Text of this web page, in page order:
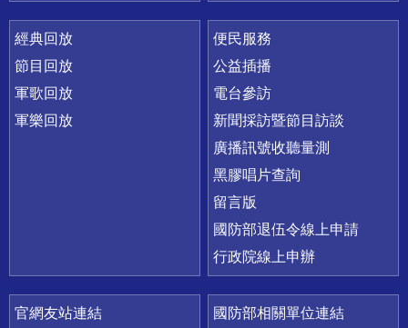
經典回放
節目回放
軍歌回放
軍樂回放
便民服務
公益插播
電台參訪
新聞採訪暨節目訪談
廣播訊號收聽量測
黑膠唱片查詢
留言版
國防部退伍令線上申請
行政院線上申辦
官網友站連結
國防部相關單位連結